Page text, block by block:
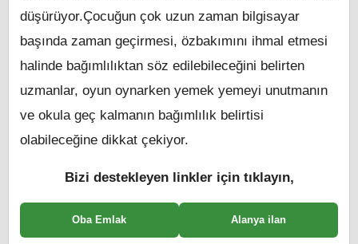
düşürüyor.Çocuğun çok uzun zaman bilgisayar
başında zaman geçirmesi, özbakımını ihmal etmesi
halinde bağımlılıktan söz edilebileceğini belirten
uzmanlar, oyun oynarken yemek yemeyi unutmanın
ve okula geç kalmanın bağımlılık belirtisi
olabileceğine dikkat çekiyor.
Bizi destekleyen linkler için tıklayın,
Oba Emlak Alanya ilan